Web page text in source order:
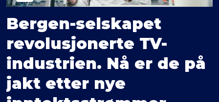
Bergen-selskapet
revolusjonerte TV-
industrien. Nå er de på
jakt etter nye